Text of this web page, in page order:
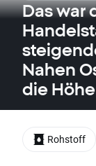
Das war
Nahen
die Höhe
Rohstoff